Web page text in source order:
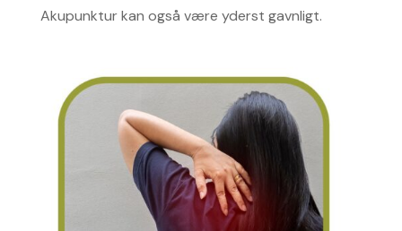
Akupunktur kan også være yderst gavnligt.